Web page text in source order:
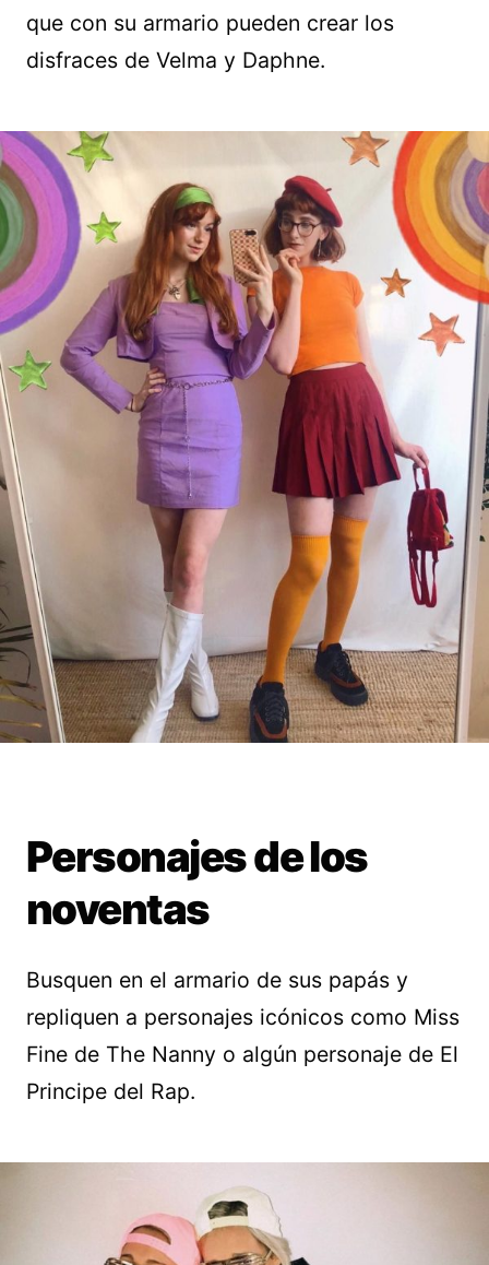
que con su armario pueden crear los
disfraces de Velma y Daphne.
Personajes de los
noventas
Busquen en el armario de sus papás y
repliquen a personajes icónicos como Miss
Fine de The Nanny o algún personaje de El
Principe del Rap.